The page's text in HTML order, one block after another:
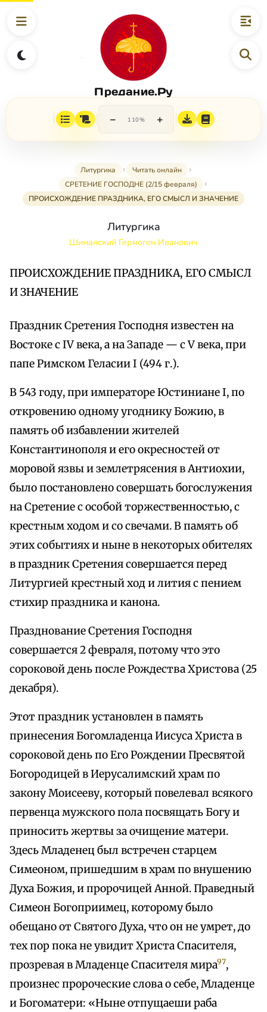
Предание.Ру
− 110% +
Литургика
Читать онлайн
СРЕТЕНИЕ ГОСПОДНЕ (2/15 февраля)
ПРОИСХОЖДЕНИЕ ПРАЗДНИКА, ЕГО СМЫСЛ И ЗНАЧЕНИЕ
Литургика
Шиманский Гермоген Иванович
ПРОИСХОЖДЕНИЕ ПРАЗДНИКА, ЕГО СМЫСЛ
И ЗНАЧЕНИЕ
Праздник Сретения Господня известен на
Востоке с IV века, а на Западе — с V века, при
папе Римском Геласии I (494 г.).
В 543 году, при императоре Юстиниане I, по
откровению одному угоднику Божию, в
память об избавлении жителей
Константинополя и его окресностей от
моровой язвы и землетрясения в Антиохии,
было постановлено совершать богослужения
на Сретение с особой торжественностью, с
крестным ходом и со свечами. В память об
этих событиях и ныне в некоторых обителях
в праздник Сретения совершается перед
Литургией крестный ход и лития с пением
стихир праздника и канона.
Празднование Сретения Господня
совершается 2 февраля, потому что это
сороковой день после Рождества Христова (25
декабря).
Этот праздник установлен в память
принесения Богомладенца Иисуса Христа в
сороковой день по Его Рождении Пресвятой
Богородицей в Иерусалимский храм по
закону Моисееву, который повелевал всякого
первенца мужского пола посвящать Богу и
приносить жертвы за очищение матери.
Здесь Младенец был встречен старцем
Симеоном, пришедшим в храм по внушению
Духа Божия, и пророчицей Анной. Праведный
Симеон Богоприимец, которому было
обещано от Святого Духа, что он не умрет, до
тех пор пока не увидит Христа Спасителя,
прозревая в Младенце Спасителя мира97,
произнес пророческие слова о себе, Младенце
и Богоматери: «Ныне отпущаеши раба